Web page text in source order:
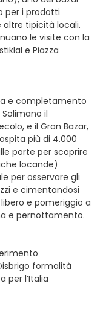
per i prodotti
tipicità locali.
le visite con la
e Piazza
e completamento
il
e il Gran Bazar,
più di 4.000
porte per scoprire
locande)
per osservare gli
e cimentandosi
e pomeriggio a
e pernottamento.
formalità
per l’Italia